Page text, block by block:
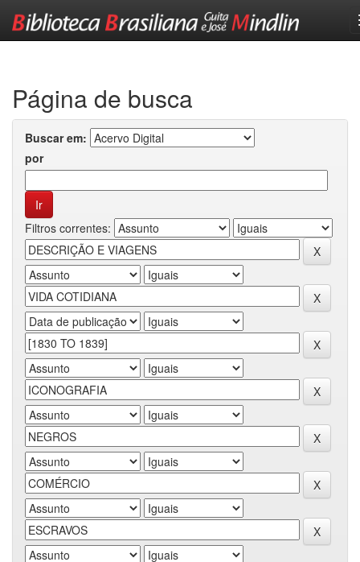
Página de busca
Buscar em:
por
Filtros correntes: